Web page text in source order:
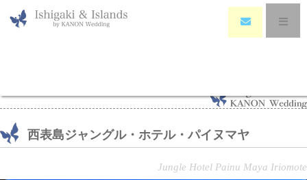
西表島ジャングル・ホテル・パイヌマヤ
Jungle Hotel Painu Maya Iriomote